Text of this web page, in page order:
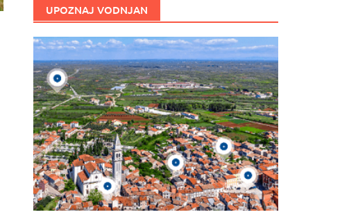
UPOZNAJ VODNJAN